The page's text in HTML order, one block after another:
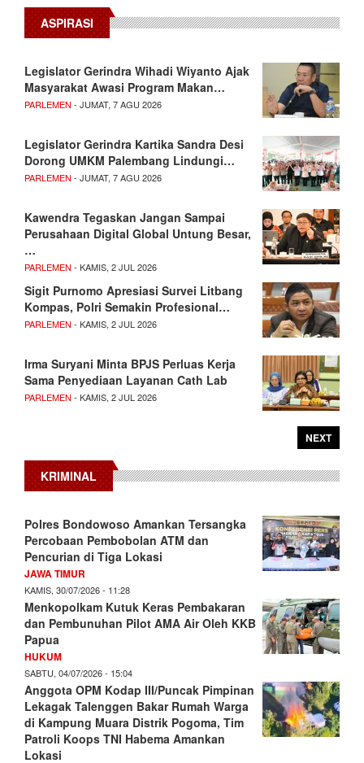
ASPIRASI
Legislator Gerindra Wihadi Wiyanto Ajak
Masyarakat Awasi Program Makan…
PARLEMEN - JUMAT, 7 AGU 2026
Legislator Gerindra Kartika Sandra Desi
Dorong UMKM Palembang Lindungi…
PARLEMEN - JUMAT, 7 AGU 2026
Kawendra Tegaskan Jangan Sampai
Perusahaan Digital Global Untung Besar,
…
PARLEMEN - KAMIS, 2 JUL 2026
Sigit Purnomo Apresiasi Survei Litbang
Kompas, Polri Semakin Profesional…
PARLEMEN - KAMIS, 2 JUL 2026
Irma Suryani Minta BPJS Perluas Kerja
Sama Penyediaan Layanan Cath Lab
PARLEMEN - KAMIS, 2 JUL 2026
NEXT
KRIMINAL
Polres Bondowoso Amankan Tersangka
Percobaan Pembobolan ATM dan
Pencurian di Tiga Lokasi
JAWA TIMUR
KAMIS, 30/07/2026 - 11:28
Menkopolkam Kutuk Keras Pembakaran
dan Pembunuhan Pilot AMA Air Oleh KKB
Papua
HUKUM
SABTU, 04/07/2026 - 15:04
Anggota OPM Kodap III/Puncak Pimpinan
Lekagak Talenggen Bakar Rumah Warga
di Kampung Muara Distrik Pogoma, Tim
Patroli Koops TNI Habema Amankan
Lokasi